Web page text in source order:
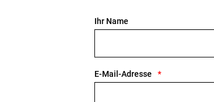
Ihr Name
E-Mail-Adresse